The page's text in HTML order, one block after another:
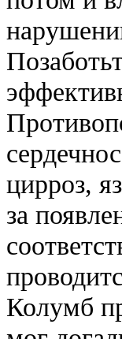
цирроз,
за
Колумб